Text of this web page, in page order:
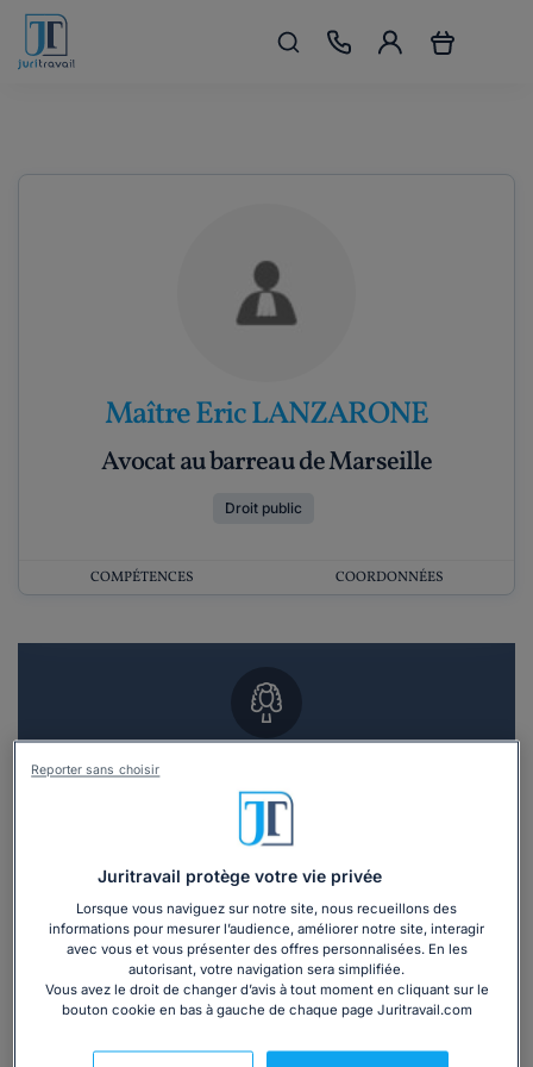
Maître Eric LANZARONE
Avocat au barreau de Marseille
Droit public
COMPÉTENCES COORDONNÉES
Vous souhaitez un RDV en cabinet avec un
avocat ?
Recevoir des devis d'avocats
3 devis en 48h
Juritravail protège votre vie privée
Lorsque vous naviguez sur notre site, nous recueillons des
informations pour mesurer l’audience, améliorer notre site, interagir
avec vous et vous présenter des offres personnalisées. En les
autorisant, votre navigation sera simplifiée.
Vous avez le droit de changer d’avis à tout moment en cliquant sur le
bouton cookie en bas à gauche de chaque page Juritravail.com
Reporter sans choisir